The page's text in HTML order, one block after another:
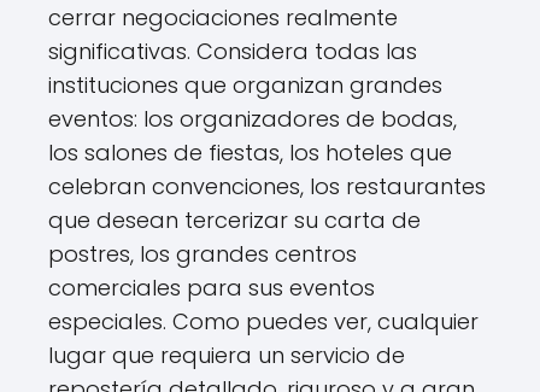
cerrar negociaciones realmente
significativas. Considera todas las
instituciones que organizan grandes
eventos: los organizadores de bodas,
los salones de fiestas, los hoteles que
celebran convenciones, los restaurantes
que desean tercerizar su carta de
postres, los grandes centros
comerciales para sus eventos
especiales. Como puedes ver, cualquier
lugar que requiera un servicio de